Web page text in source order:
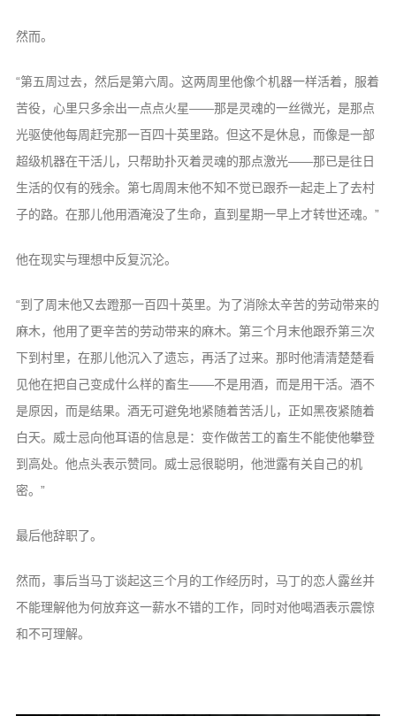
然而。
“第五周过去，然后是第六周。这两周里他像个机器一样活着，服着
苦役，心里只多余出一点点火星——那是灵魂的一丝微光，是那点
光驱使他每周赶完那一百四十英里路。但这不是休息，而像是一部
超级机器在干活儿，只帮助扑灭着灵魂的那点激光——那已是往日
生活的仅有的残余。第七周周末他不知不觉已跟乔一起走上了去村
子的路。在那儿他用酒淹没了生命，直到星期一早上才转世还魂。”
他在现实与理想中反复沉沦。
“到了周末他又去蹬那一百四十英里。为了消除太辛苦的劳动带来的
麻木，他用了更辛苦的劳动带来的麻木。第三个月末他跟乔第三次
下到村里，在那儿他沉入了遗忘，再活了过来。那时他清清楚楚看
见他在把自己变成什么样的畜生——不是用酒，而是用干活。酒不
是原因，而是结果。酒无可避免地紧随着苦活儿，正如黑夜紧随着
白天。威士忌向他耳语的信息是：变作做苦工的畜生不能使他攀登
到高处。他点头表示赞同。威士忌很聪明，他泄露有关自己的机
密。”
最后他辞职了。
然而，事后当马丁谈起这三个月的工作经历时，马丁的恋人露丝并
不能理解他为何放弃这一薪水不错的工作，同时对他喝酒表示震惊
和不可理解。